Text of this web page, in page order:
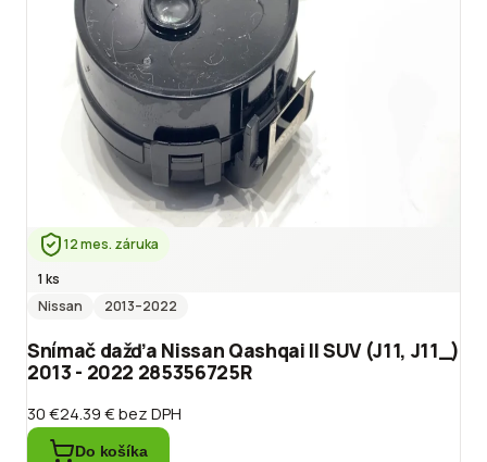
12 mes. záruka
1 ks
Nissan
2013–2022
Snímač dažďa Nissan Qashqai II SUV (J11, J11_)
2013 - 2022 285356725R
30 €24.39 €bez DPH
Do košíka